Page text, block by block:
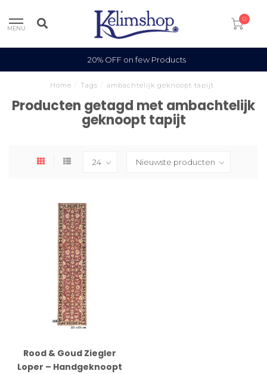
MENU
0
20% OFF on few Products
Home Tags ambachtelijk geknoopt tapijt
Producten getagd met ambachtelijk
geknoopt tapijt
Rood & Goud Ziegler
Loper – Handgeknoopt